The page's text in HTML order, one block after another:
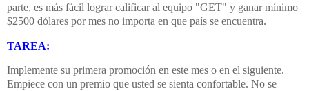
parte, es más fácil lograr calificar al equipo "GET" y ganar mínimo
$2500 dólares por mes no importa en que país se encuentra.
TAREA:
Implemente su primera promoción en este mes o en el siguiente.
Empiece con un premio que usted se sienta confortable. No se